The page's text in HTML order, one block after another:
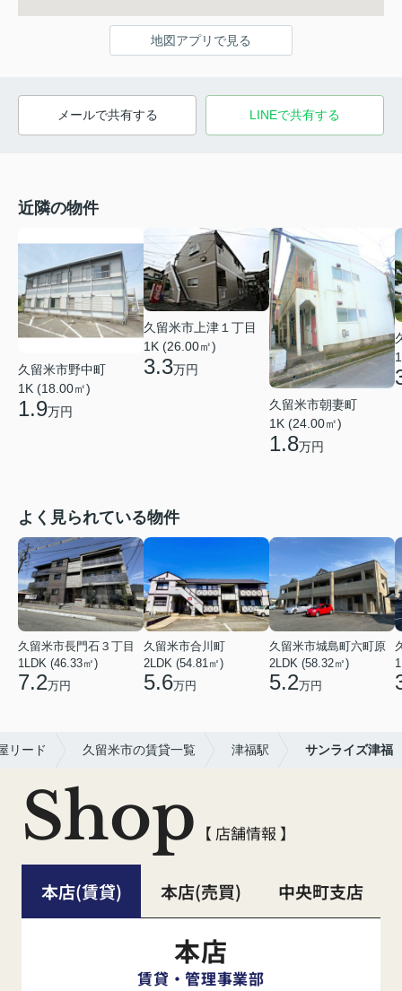
地図アプリで見る
メールで共有する LINEで共有する
近隣の物件
久留米市野中町
1K (18.00㎡)
1.9万円
久留米市上津１丁目
1K (26.00㎡)
3.3万円
久留米市朝妻町
1K (24.00㎡)
1.8万円
よく見られている物件
久留米市長門石３丁目
1LDK (46.33㎡)
7.2万円
久留米市合川町
2LDK (54.81㎡)
5.6万円
久留米市城島町六町原
2LDK (58.32㎡)
5.2万円
リード 久留米市の賃貸一覧 津福駅 サンライズ津福
Shop 【 店舗情報 】
本店(賃貸) 本店(売買) 中央町支店
本店
賃貸・管理事業部